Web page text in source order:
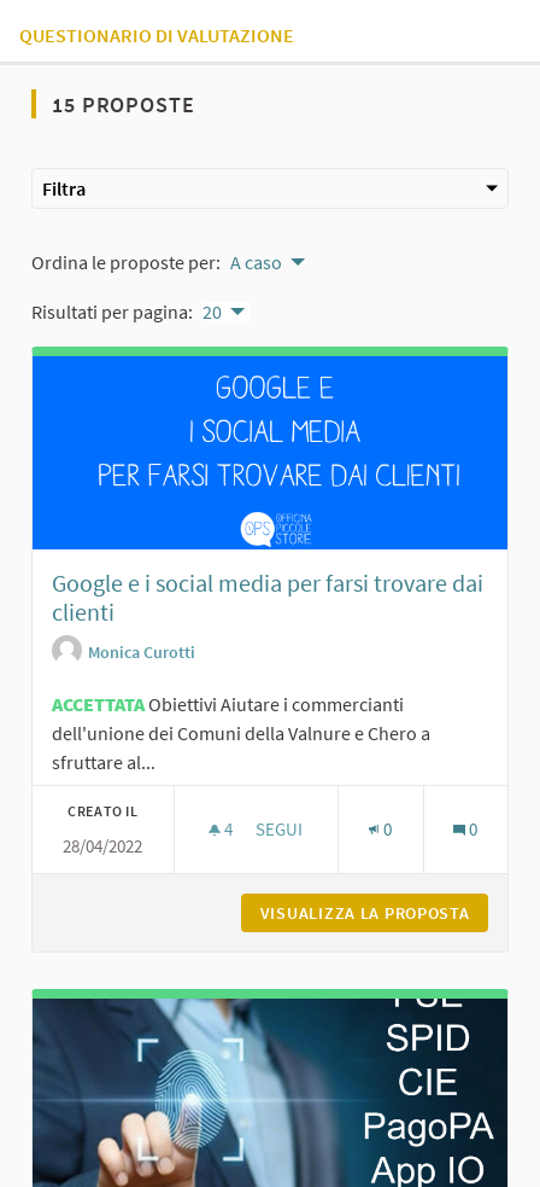
QUESTIONARIO DI VALUTAZIONE
15 PROPOSTE
Filtra
Ordina le proposte per: A caso
Risultati per pagina: 20
Google e i social media per farsi trovare dai
clienti
Monica Curotti
ACCETTATAObiettivi Aiutare i commercianti
dell'unione dei Comuni della Valnure e Chero a
sfruttare al...
CREATO IL
28/04/2022
4 4 SOSTENITORI
SEGUI 0 0
VISUALIZZA LA PROPOSTA